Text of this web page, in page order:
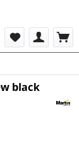
black